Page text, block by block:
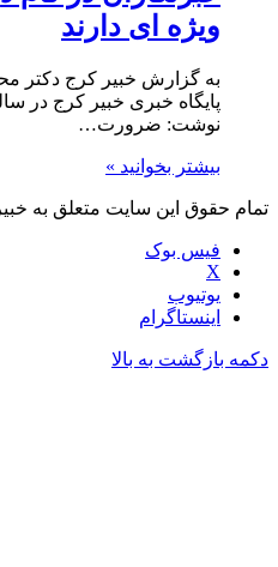
ویژه ای دارند
به گزارش خبیر کرج دکتر
پایگاه خبری خبیر کرج در
نوشت: ضرورت…
بیشتر بخوانید »
تمام حقوق این سایت متعلق به
فیس بوک
X
یوتیوب
اینستاگرام
دکمه بازگشت به بالا